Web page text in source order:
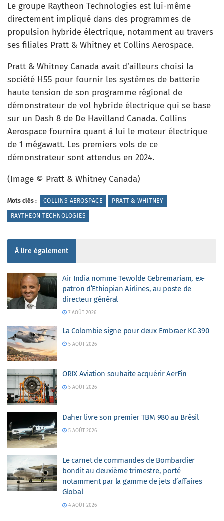
Le groupe Raytheon Technologies est lui-même
directement impliqué dans des programmes de
propulsion hybride électrique, notamment au travers
ses filiales Pratt & Whitney et Collins Aerospace.
Pratt & Whitney Canada avait d’ailleurs choisi la
société H55 pour fournir les systèmes de batterie
haute tension de son programme régional de
démonstrateur de vol hybride électrique qui se base
sur un Dash 8 de De Havilland Canada. Collins
Aerospace fournira quant à lui le moteur électrique
de 1 mégawatt. Les premiers vols de ce
démonstrateur sont attendus en 2024.
(Image © Pratt & Whitney Canada)
Mots clés : COLLINS AEROSPACE PRATT & WHITNEY
RAYTHEON TECHNOLOGIES
À lire également
Air India nomme Tewolde Gebremariam, ex-
patron d’Ethiopian Airlines, au poste de
directeur général
7 AOÛT 2026
La Colombie signe pour deux Embraer KC-390
5 AOÛT 2026
ORIX Aviation souhaite acquérir AerFin
5 AOÛT 2026
Daher livre son premier TBM 980 au Brésil
5 AOÛT 2026
Le carnet de commandes de Bombardier
bondit au deuxième trimestre, porté
notamment par la gamme de jets d’affaires
Global
4 AOÛT 2026